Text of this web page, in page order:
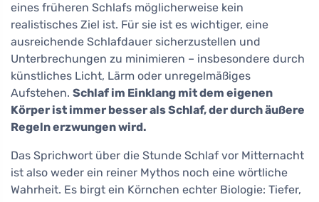
eines früheren Schlafs möglicherweise kein
realistisches Ziel ist. Für sie ist es wichtiger, eine
ausreichende Schlafdauer sicherzustellen und
Unterbrechungen zu minimieren – insbesondere durch
künstliches Licht, Lärm oder unregelmäßiges
Aufstehen. Schlaf im Einklang mit dem eigenen
Körper ist immer besser als Schlaf, der durch äußere
Regeln erzwungen wird.
Das Sprichwort über die Stunde Schlaf vor Mitternacht
ist also weder ein reiner Mythos noch eine wörtliche
Wahrheit. Es birgt ein Körnchen echter Biologie: Tiefer,